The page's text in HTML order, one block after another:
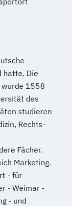
hatte. Die
1558
des
studieren
Rechts-
Fächer.
Marketing.
- für
- Weimar -
- und